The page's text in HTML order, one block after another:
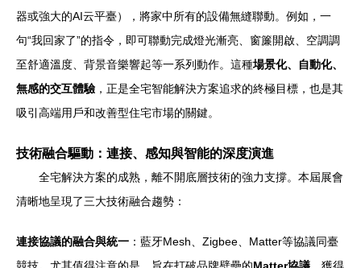
器或強大的AI云平臺），將家中所有的設備無縫聯動。例如，一
句“我回家了”的指令，即可聯動完成燈光漸亮、窗簾開啟、空調調
至舒適溫度、背景音樂響起等一系列動作。這種場景化、自動化、
無感的交互體驗 ，正是全宅智能解決方案追求的終極目標，也是其
吸引高端用戶和改善型住宅市場的關鍵。
技術融合驅動：連接、感知與智能的深度演進
全宅解決方案的成熟，離不開底層技術的強力支撐。本屆展會
清晰地呈現了三大技術融合趨勢：
連接協議的融合與統一 ：藍牙Mesh、Zigbee、Matter等協議同臺